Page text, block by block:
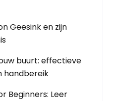
Geesink en zijn
buurt: effectieve
handbereik
Beginners: Leer